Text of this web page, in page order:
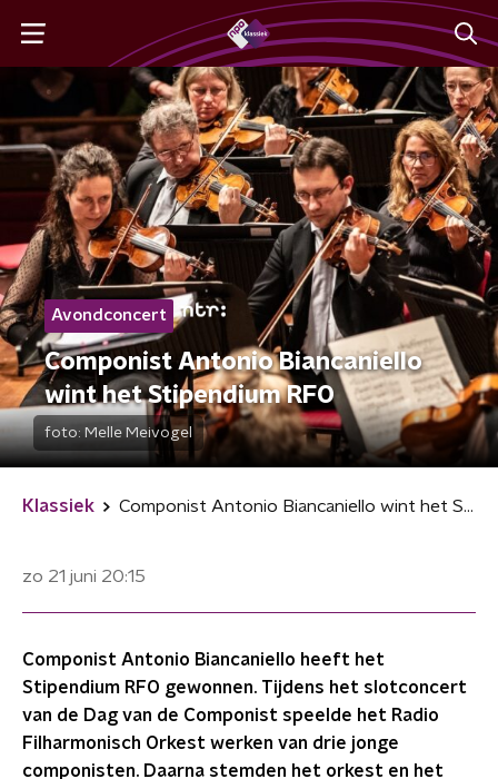
Avondconcert
Componist Antonio Biancaniello
wint het Stipendium RFO
foto: Melle Meivogel
Klassiek Componist Antonio Biancaniello wint het Stipendium RFO
zo 21 juni 20:15
Componist Antonio Biancaniello heeft het
Stipendium RFO gewonnen. Tijdens het slotconcert
van de Dag van de Componist speelde het Radio
Filharmonisch Orkest werken van drie jonge
componisten. Daarna stemden het orkest en het